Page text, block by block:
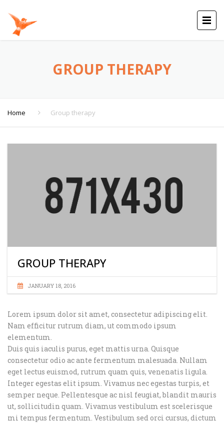
GROUP THERAPY
Home Group therapy
GROUP THERAPY
JANUARY 18, 2016
Lorem ipsum dolor sit amet, consectetur adipiscing elit.
Nam efficitur rutrum diam, ut commodo ipsum
elementum.
Duis quis iaculis purus, eget mattis urna. Quisque
consectetur odio ac ante fermentum malesuada. Nullam
eget lectus euismod, rutrum quam quis, venenatis ligula.
Integer egestas elit ipsum. Vivamus nec egestas turpis, et
semper neque. Pellentesque ac nisl feugiat, blandit mauris
ut, sollicitudin quam. Vivamus vestibulum est scelerisque
mi tempus fermentum. Vestibulum sed orci cursus, dictum